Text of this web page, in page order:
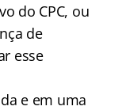
do CPC, ou
de
esse
e em uma